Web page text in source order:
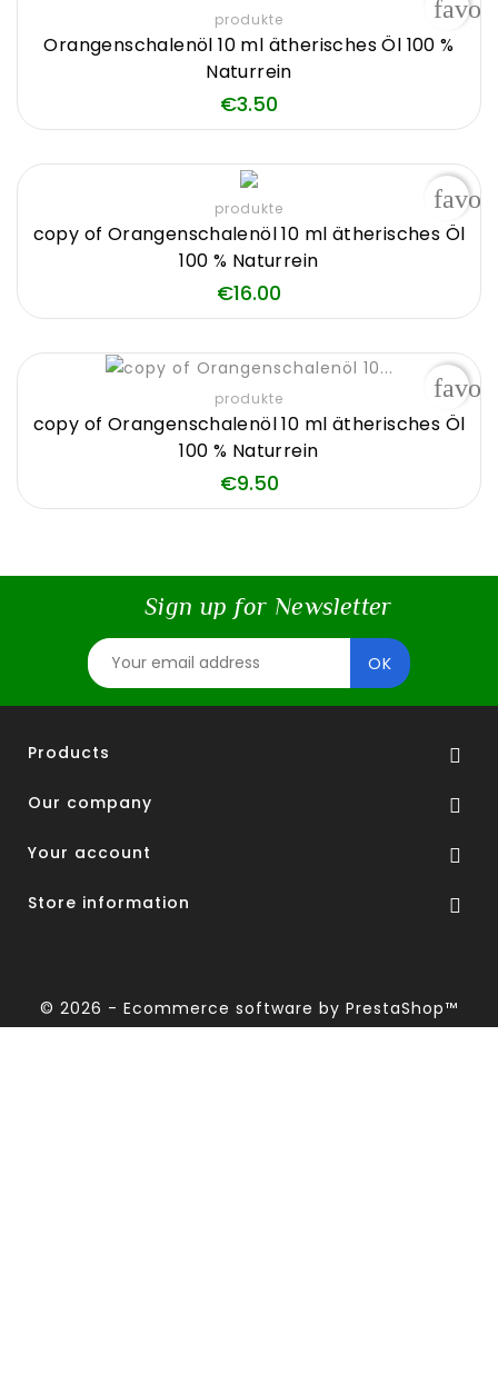
produkte
Orangenschalenöl 10 ml ätherisches Öl 100 %
Naturrein
€3.50
produkte
copy of Orangenschalenöl 10 ml ätherisches Öl
100 % Naturrein
€16.00
produkte
copy of Orangenschalenöl 10 ml ätherisches Öl
100 % Naturrein
€9.50Price
Sign up for Newsletter
Products 
Our company 
Your account 
Store information 
© 2026 - Ecommerce software by PrestaShop™